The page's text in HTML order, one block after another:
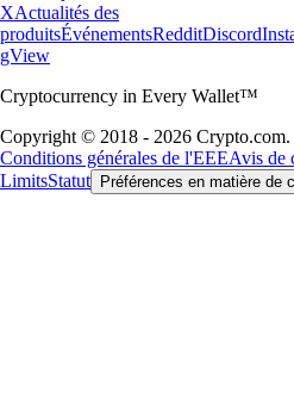
XActualités des
produitsÉvénementsRedditDiscord
gView
Cryptocurrency in Every Wallet™
Copyright © 2018 - 2026 Crypto.com.
Conditions générales de l'EEEAvis de
LimitsStatut Préférences en matière de